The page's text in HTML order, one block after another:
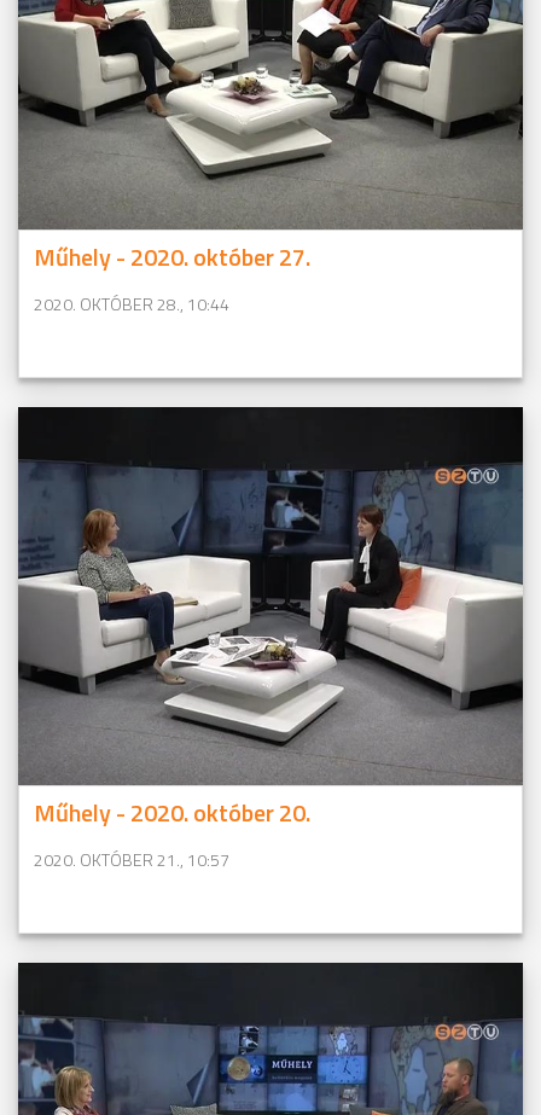
Műhely - 2020. október 27.
2020. OKTÓBER 28., 10:44
Műhely - 2020. október 20.
2020. OKTÓBER 21., 10:57